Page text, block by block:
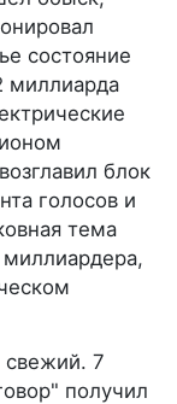
состояние
миллиарда
блок
голосов и
тема
свежий. 7
получил